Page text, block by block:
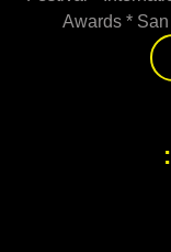
Awards *